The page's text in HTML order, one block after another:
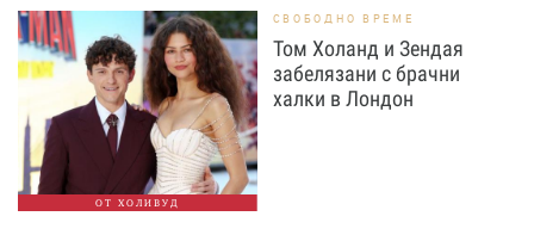
ОТ ХОЛИВУД
СВОБОДНО ВРЕМЕ
Том Холанд и Зендая
забелязани с брачни
халки в Лондон